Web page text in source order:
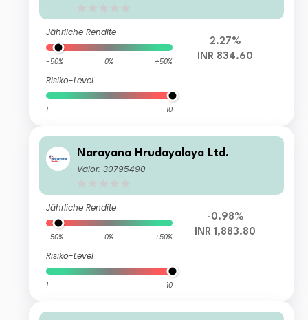
Jährliche Rendite
-50% 0% +50%
Risiko-Level
1 10
2.27%
INR 834.60
Narayana Hrudayalaya Ltd.
Valor: 30795490
Jährliche Rendite
-50% 0% +50%
Risiko-Level
1 10
-0.98%
INR 1,883.80